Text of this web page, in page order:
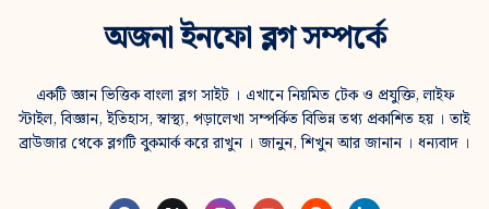
অজনা ইনফো ব্লগ সম্পর্কে
একটি জ্ঞান ভিত্তিক বাংলা ব্লগ সাইট । এখানে নিয়মিত টেক ও প্রযুক্তি, লাইফ
স্টাইল, বিজ্ঞান, ইতিহাস, স্বাস্থ্য, পড়ালেখা সম্পর্কিত বিভিন্ন তথ্য প্রকাশিত হয় । তাই
ব্রাউজার থেকে ব্লগটি বুকমার্ক করে রাখুন । জানুন, শিখুন আর জানান । ধন্যবাদ ।